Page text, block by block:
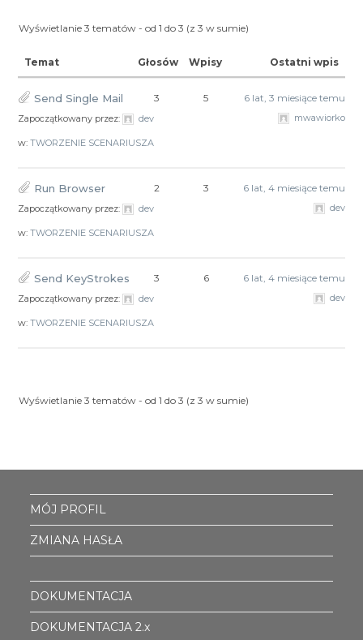
Wyświetlanie 3 tematów - od 1 do 3 (z 3 w sumie)
Temat Głosów Wpisy Ostatni wpis
Send Single Mail
Zapoczątkowany przez: dev
w:TWORZENIE SCENARIUSZA
3 5 6 lat, 3 miesiące temu
mwawiorko
Run Browser
Zapoczątkowany przez: dev
w:TWORZENIE SCENARIUSZA
2 3 6 lat, 4 miesiące temu
dev
Send KeyStrokes
Zapoczątkowany przez: dev
w:TWORZENIE SCENARIUSZA
3 6 6 lat, 4 miesiące temu
dev
Wyświetlanie 3 tematów - od 1 do 3 (z 3 w sumie)
MÓJ PROFIL
ZMIANA HASŁA
DOKUMENTACJA
DOKUMENTACJA 2.x